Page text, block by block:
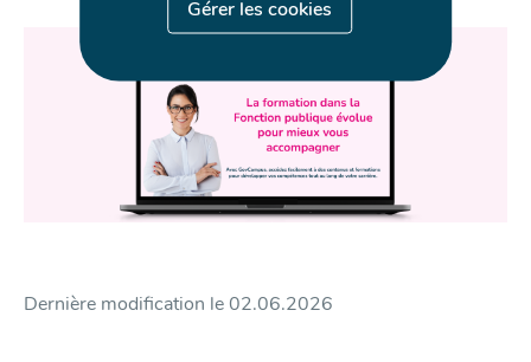
Gérer les cookies
Dernière modification le 02.06.2026